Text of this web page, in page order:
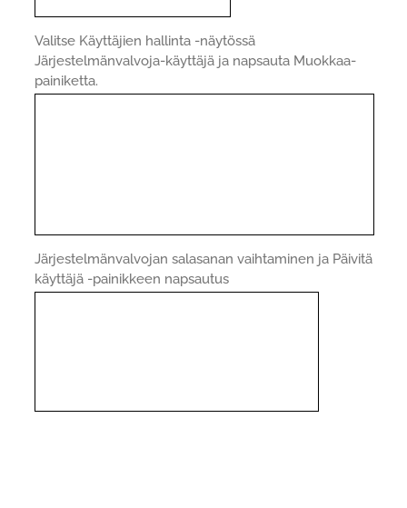
Valitse Käyttäjien hallinta -näytössä
Järjestelmänvalvoja-käyttäjä ja napsauta Muokkaa-
painiketta.
Järjestelmänvalvojan salasanan vaihtaminen ja Päivitä
käyttäjä -painikkeen napsautus